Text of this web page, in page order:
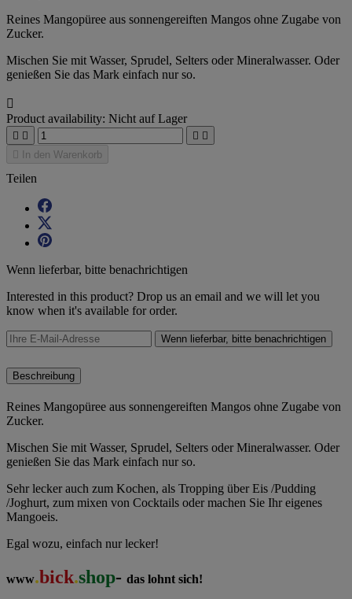
Reines Mangopüree aus sonnengereiften Mangos ohne Zugabe von
Zucker.
Mischen Sie mit Wasser, Sprudel, Selters oder Mineralwasser. Oder
genießen Sie das Mark einfach nur so.

Product availability: Nicht auf Lager
   
In den Warenkorb
Teilen
Wenn lieferbar, bitte benachrichtigen
Interested in this product? Drop us an email and we will let you
know when it's available for order.
Wenn lieferbar, bitte benachrichtigen
Beschreibung
Reines Mangopüree aus sonnengereiften Mangos ohne Zugabe von
Zucker.
Mischen Sie mit Wasser, Sprudel, Selters oder Mineralwasser. Oder
genießen Sie das Mark einfach nur so.
Sehr lecker auch zum Kochen, als Tropping über Eis /Pudding
/Joghurt, zum mixen von Cocktails oder machen Sie Ihr eigenes
Mangoeis.
Egal wozu, einfach nur lecker!
www.bick.shop- das lohnt sich!